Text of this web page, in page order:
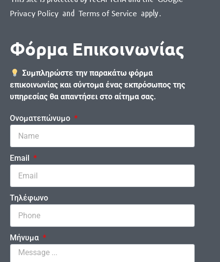
Privacy Policy and Terms of Service apply.
Φόρμα Επικοινωνίας
Συμπληρώστε την παρακάτω φόρμα
επικοινωνίας και σύντομα ένας εκπρόσωπος της
υπηρεσίας θα απαντήσει στο αίτημα σας.
Ονοματεπώνυμο
Email
Τηλέφωνο
Μήνυμα